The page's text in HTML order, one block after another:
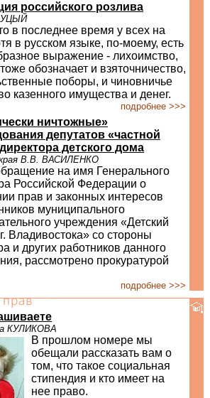
российского розлива
в последнее время у всех на
в русском языке, по-моему, есть
выражение - лихоимство,
обозначает и взяточничество,
поборы, и чиновничье
казенного имущества и денег.
подробнее >>>
ничтожные»
депутатов «частной
детского дома
края В.В. ВАСИЛЕНКО
на имя Генерального
Российской Федерации о
прав и законных интересов
муниципального
учреждения «Детский
Владивостока» со стороны
и других работников данного
рассмотрено прокуратурой
подробнее >>>
КУЛИКОВА
В прошлом номере мы
обещали рассказать вам о
том, что такое социальная
стипендия и кто имеет на
нее право.